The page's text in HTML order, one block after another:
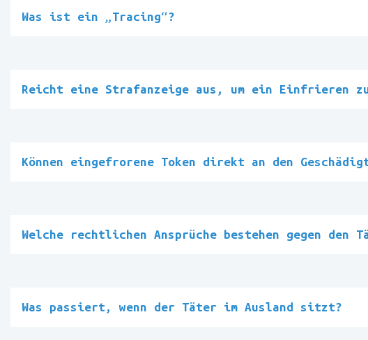
Was ist ein „Tracing“?
Reicht eine Strafanzeige aus, um ein Einfrieren
Können eingefrorene Token direkt an den
Welche rechtlichen Ansprüche bestehen gegen den
Was passiert, wenn der Täter im Ausland sitzt?